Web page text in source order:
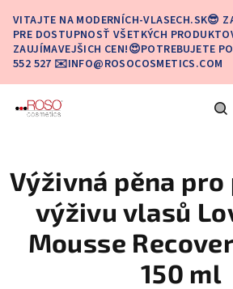
obsah
VITAJTE NA MODERNÍCH-VLASECH.SK😎
PRE DOSTUPNOSŤ VŠETKÝCH
ZAUJÍMAVEJŠICH CEN!😍POTREBUJETE
552 527 ✉️INFO@ROSOCOSMETICS.COM
Výživná pěna
výživu vlasů
Mousse
150 ml